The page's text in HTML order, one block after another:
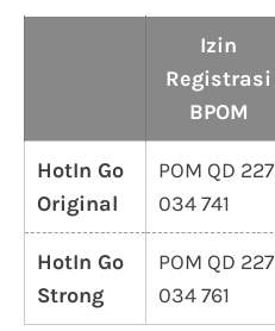
Izin
Registrasi
BPOM
HotIn Go
Original
POM QD 227
034 741
HotIn Go
Strong
POM QD 227
034 761